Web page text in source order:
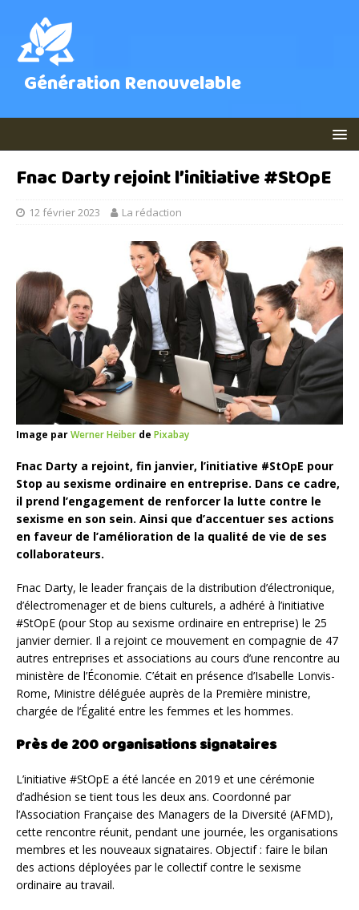
Génération Renouvelable
Fnac Darty rejoint l’initiative #StOpE
12 février 2023 La rédaction
Image parWerner Heiber de Pixabay
Fnac Darty a rejoint, fin janvier, l’initiative #StOpE pour
Stop au sexisme ordinaire en entreprise. Dans ce cadre,
il prend l’engagement de renforcer la lutte contre le
sexisme en son sein. Ainsi que d’accentuer ses actions
en faveur de l’amélioration de la qualité de vie de ses
collaborateurs.
Fnac Darty, le leader français de la distribution d’électronique,
d’électromenager et de biens culturels, a adhéré à l’initiative
#StOpE (pour Stop au sexisme ordinaire en entreprise) le 25
janvier dernier. Il a rejoint ce mouvement en compagnie de 47
autres entreprises et associations au cours d’une rencontre au
ministère de l’Économie. C’était en présence d’Isabelle Lonvis-
Rome, Ministre déléguée auprès de la Première ministre,
chargée de l’Égalité entre les femmes et les hommes.
Près de 200 organisations signataires
L’initiative #StOpE a été lancée en 2019 et une cérémonie
d’adhésion se tient tous les deux ans. Coordonné par
l’Association Française des Managers de la Diversité (AFMD),
cette rencontre réunit, pendant une journée, les organisations
membres et les nouveaux signataires. Objectif : faire le bilan
des actions déployées par le collectif contre le sexisme
ordinaire au travail.